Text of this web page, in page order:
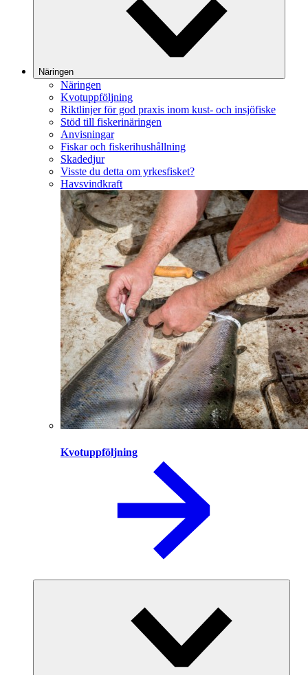
Näringen
Näringen
Kvotuppföljning
Riktlinjer för god praxis inom kust- och insjöfiske
Stöd till fiskerinäringen
Anvisningar
Fiskar och fiskerihushållning
Skadedjur
Visste du detta om yrkesfisket?
Havsvindkraft
Kvotuppföljning